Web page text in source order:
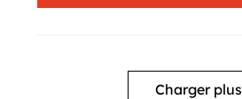
Charger plus